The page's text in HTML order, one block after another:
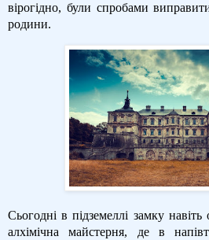
вірогідно, були спробами
родини.
Сьогодні в підземеллі замку навіть
алхімічна майстерня, де в